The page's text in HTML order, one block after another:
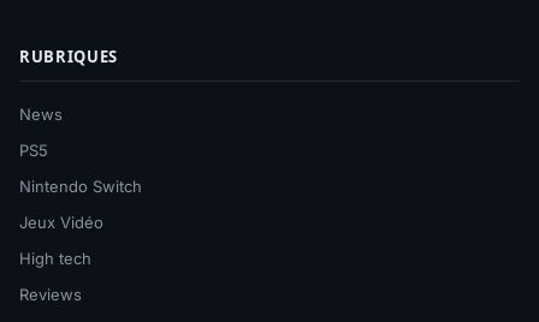
RUBRIQUES
News
PS5
Nintendo Switch
Jeux Vidéo
High tech
Reviews